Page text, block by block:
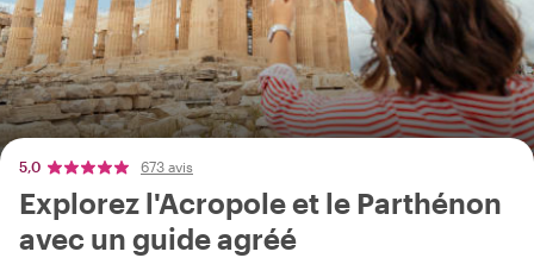
5,0 673 avis
Explorez l'Acropole et le Parthénon
avec un guide agréé